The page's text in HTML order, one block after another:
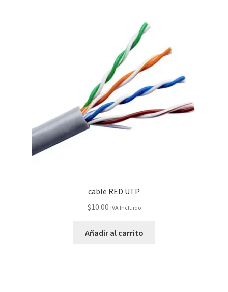
cable RED UTP
$10.00 IVA Incluido
Añadir al carrito